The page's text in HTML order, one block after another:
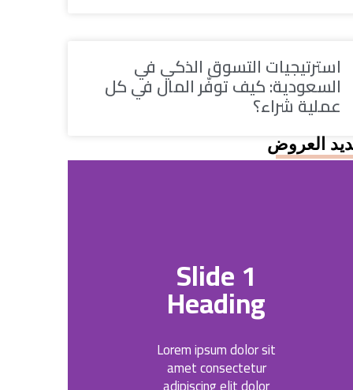
استرتيجيات التسوق الذكي في
السعودية: كيف توفّر المال في كل
عملية شراء؟
العروض
Slide 1
Heading
Lorem ipsum dolor sit
amet consectetur